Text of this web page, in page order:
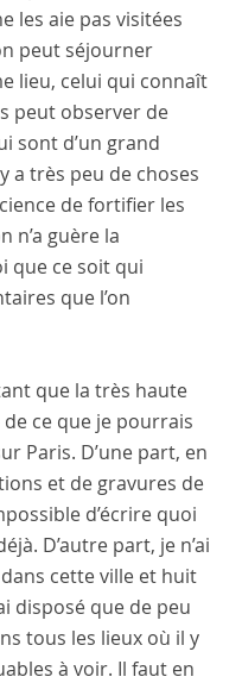
les aie pas visitées
peut séjourner
lieu, celui qui connaît
peut observer de
sont d’un grand
a très peu de choses
de fortifier les
n’a guère la
que ce soit qui
que l’on
que la très haute
ce que je pourrais
Paris. D’une part, en
et de gravures de
d’écrire quoi
D’autre part, je n’ai
cette ville et huit
disposé que de peu
tous les lieux où il y
à voir. Il faut en